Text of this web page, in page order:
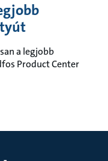
a legjobb
Product Center